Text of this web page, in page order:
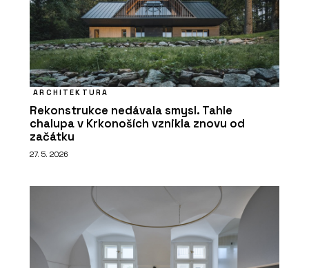
ARCHITEKTURA
Rekonstrukce nedávala smysl. Tahle
chalupa v Krkonoších vznikla znovu od
začátku
27. 5. 2026